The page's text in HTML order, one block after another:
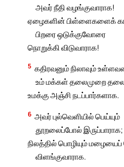
அவர் நீதி வழங்குவாராக!
ஏழைகளின் பிள்ளைகளைக்
பிறரை ஒடுக்குவோரை
நொறுக்கி விடுவாராக!
5 கதிரவனும் நிலாவும்
உம் மக்கள் தலைமுறை
உமக்கு அஞ்சி நடப்பார்களாக.
6 அவர் புல்வெளியில் பெய்யும்
தூறலைப்போல் இருப்பாராக;
நிலத்தில் பொழியும்
விளங்குவாராக.